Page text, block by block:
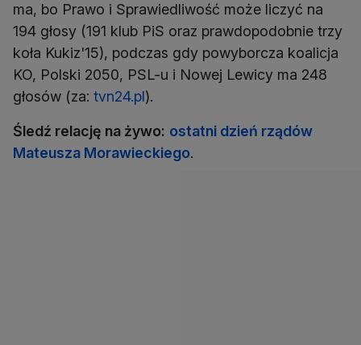
ma, bo Prawo i Sprawiedliwość może liczyć na
194 głosy (191 klub PiS oraz prawdopodobnie trzy
koła Kukiz'15), podczas gdy powyborcza koalicja
KO, Polski 2050, PSL-u i Nowej Lewicy ma 248
głosów (za: tvn24.pl).
Śledź relację na żywo: ostatni dzień rządów
Mateusza Morawieckiego.